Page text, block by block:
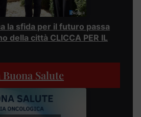
la sfida per il futuro passa
della città CLICCA PER IL
Buona Salute